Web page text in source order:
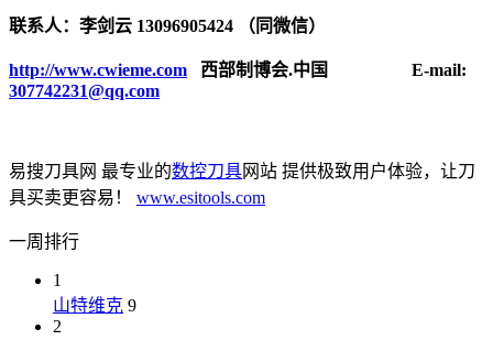
联系人：李剑云 13096905424 （同微信）
http://www.cwieme.com 西部制博会.中国 E-mail:
307742231@qq.com
易搜刀具网 最专业的数控刀具网站 提供极致用户体验，让刀
具买卖更容易！ www.esitools.com
一周排行
1
山特维克 9
2